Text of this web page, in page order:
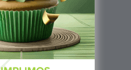
6986 1402
7687 3923
- 5:00pm